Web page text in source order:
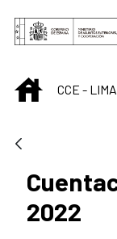
Saltar al
INICIOCCE - LIMA
2022